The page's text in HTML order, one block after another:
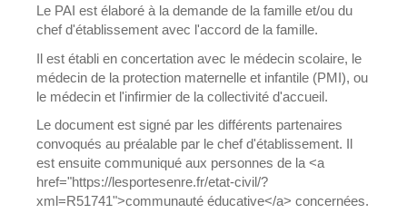
Le PAI est élaboré à la demande de la famille et/ou du
chef d'établissement avec l'accord de la famille.
Il est établi en concertation avec le médecin scolaire, le
médecin de la protection maternelle et infantile (PMI), ou
le médecin et l'infirmier de la collectivité d'accueil.
Le document est signé par les différents partenaires
convoqués au préalable par le chef d'établissement. Il
est ensuite communiqué aux personnes de la <a
href="https://lesportesenre.fr/etat-civil/?
xml=R51741">communauté éducative</a> concernées.